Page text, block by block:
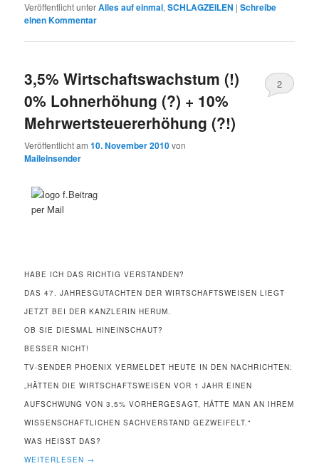
Veröffentlicht unterAlles auf einmal,SCHLAGZEILEN |Schreibe
einen Kommentar
3,5% Wirtschaftswachstum (!)
0% Lohnerhöhung (?) + 10%
Mehrwertsteuererhöhung (?!)
Veröffentlicht am10. November 2010von
Maileinsender
2
HABE ICH DAS RICHTIG VERSTANDEN?
DAS 47. JAHRESGUTACHTEN DER WIRTSCHAFTSWEISEN LIEGT
JETZT BEI DER KANZLERIN HERUM.
OB SIE DIESMAL HINEINSCHAUT?
BESSER NICHT!
TV-SENDER PHOENIX VERMELDET HEUTE IN DEN NACHRICHTEN:
„HÄTTEN DIE WIRTSCHAFTSWEISEN VOR 1 JAHR EINEN
AUFSCHWUNG VON 3,5% VORHERGESAGT, HÄTTE MAN AN IHREM
WISSENSCHAFTLICHEN SACHVERSTAND GEZWEIFELT.“
WAS HEISST DAS?
WEITERLESEN →